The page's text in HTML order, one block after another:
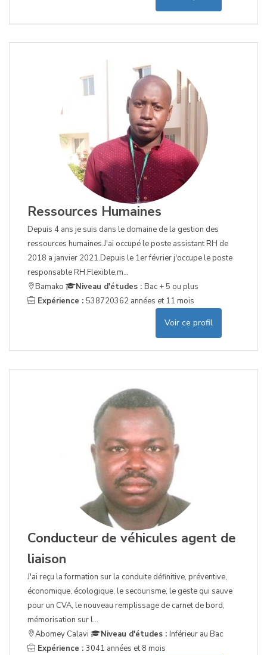
Ressources Humaines
Depuis 4 ans je suis dans le domaine de la gestion des
ressources humaines.J'ai occupé le poste assistant RH de
2018 a janvier 2021.Depuis le 1er février j'occupe le poste
responsable RH.Flexible,m...
Bamako
Niveau d'études : Bac + 5 ou plus
Expérience : 538720362 années et 11 mois
Voir ce profil
Conducteur de véhicules agent de
liaison
J'ai reçu la formation sur la conduite définitive, préventive,
économique, écologique, le secourisme, le geste qui sauve
pour un CVA, le nouveau remplissage de carnet de bord,
mémorisation sur l...
Abomey Calavi
Niveau d'études : Inférieur au Bac
Expérience : 3041 années et 8 mois